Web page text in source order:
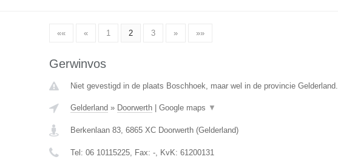
«« « 1 2 3 » »»
Gerwinvos
Niet gevestigd in de plaats Boschhoek, maar wel in de provincie Gelderland.
Gelderland » Doorwerth| Google maps ▼
Berkenlaan 83, 6865 XC Doorwerth(Gelderland)
Tel: 06 10115225, Fax: -, KvK: 61200131